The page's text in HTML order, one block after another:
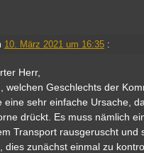
10. März 2021 um 16:35 :
Herr,
welchen Geschlechts der
eine sehr einfache Ursache,
drückt. Es muss nämlich
Transport rausgeruscht
dies zunächst einmal zu